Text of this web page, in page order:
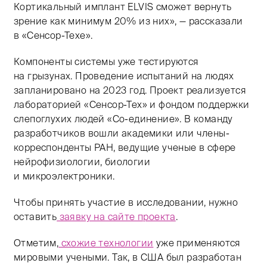
Кортикальный имплант ELVIS сможет вернуть
зрение как минимум 20% из них», — рассказали
в «Сенсор-Техе».
Компоненты системы уже тестируются
на грызунах. Проведение испытаний на людях
запланировано на 2023 год. Проект реализуется
лабораторией «Сенсор-Тех» и фондом поддержки
слепоглухих людей «Со-единение». В команду
разработчиков вошли академики или члены-
корреспонденты РАН, ведущие ученые в сфере
нейрофизиологии, биологии
и микроэлектроники.
Чтобы принять участие в исследовании, нужно
оставить заявку на сайте проекта.
Отметим, схожие технологии уже применяются
мировыми учеными. Так, в США был разработан